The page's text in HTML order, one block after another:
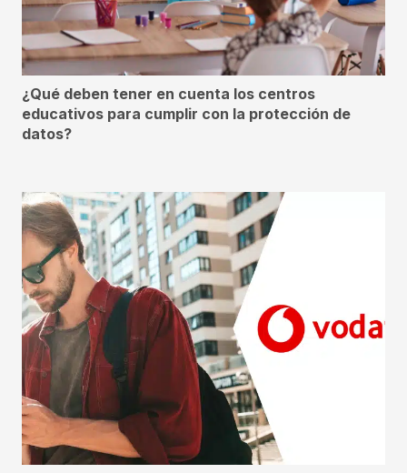
¿Qué deben tener en cuenta los centros
educativos para cumplir con la protección de
datos?